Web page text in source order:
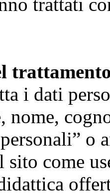
i dati
nome,
o
sito come